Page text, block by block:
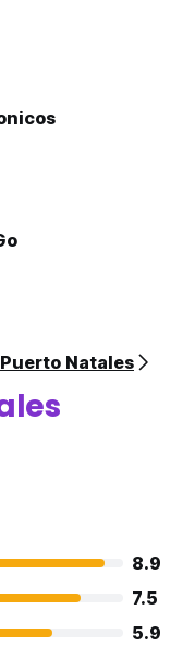
Natales
8.9
7.5
5.9